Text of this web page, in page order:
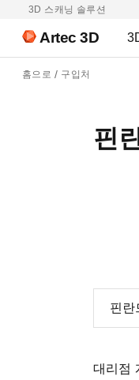
3D 스캐닝 솔루션
Artec 3D
홈으로 구입처
핀
핀란
대리점